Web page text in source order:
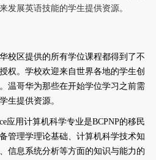
发展英语技能的学生提供资源。
校区提供的所有学位课程都得到了不
权。学校欢迎来自世界各地的学生创
温哥华为那些在开始学位学习之前需
生提供资源。
应用计算机科学专业是BCPNP的移民
管理学理论基础、计算机科学技术知
信息系统分析等方面的知识与能力的